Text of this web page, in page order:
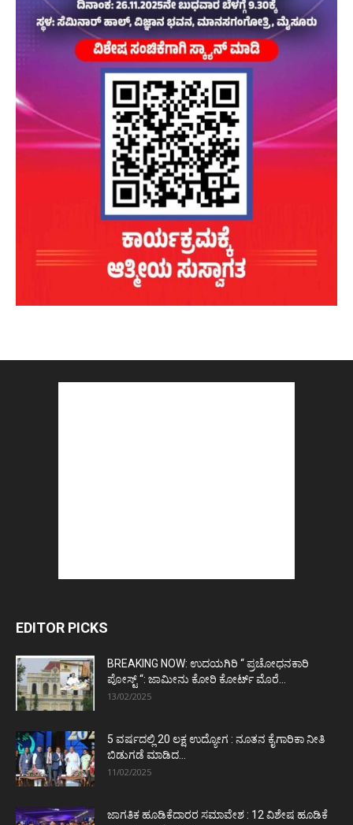
EDITOR PICKS
BREAKING NOW: ಉದಯಗಿರಿ “ ಪ್ರಚೋಧನಕಾರಿ
ಪೋಸ್ಟ್‌ “: ಜಾಮೀನು ಕೋರಿ ಕೋರ್ಟ್‌ ಮೊರೆ...
13/02/2025
5 ವರ್ಷದಲ್ಲಿ 20 ಲಕ್ಷ ಉದ್ಯೋಗ : ನೂತನ ಕೈಗಾರಿಕಾ ನೀತಿ
ಬಿಡುಗಡೆ ಮಾಡಿದ...
11/02/2025
ಜಾಗತಿಕ ಹೂಡಿಕೆದಾರರ ಸಮಾವೇಶ : 12 ವಿಶೇಷ ಹೂಡಿಕೆ